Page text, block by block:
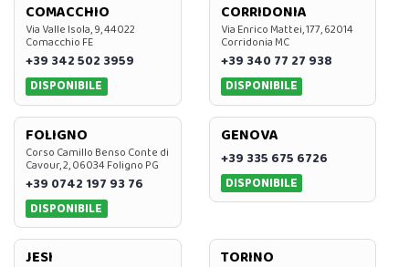
COMACCHIO
Via Valle Isola, 9, 44022
Comacchio FE
+39 342 502 3959
DISPONIBILE
CORRIDONIA
Via Enrico Mattei, 177, 62014
Corridonia MC
+39 340 77 27 938
DISPONIBILE
FOLIGNO
Corso Camillo Benso Conte di
Cavour, 2, 06034 Foligno PG
+39 0742 197 93 76
DISPONIBILE
GENOVA
+39 335 675 6726
DISPONIBILE
JESI TORINO